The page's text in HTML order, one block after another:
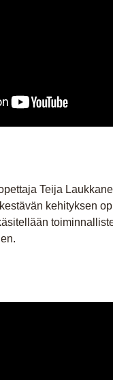
Teija
kehityksen